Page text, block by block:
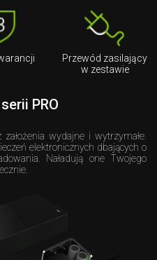
Przewód zasilający
w zestawie
PRO
wydajne i wytrzymałe.
elektronicznych dbających o
Naładują one Twojego